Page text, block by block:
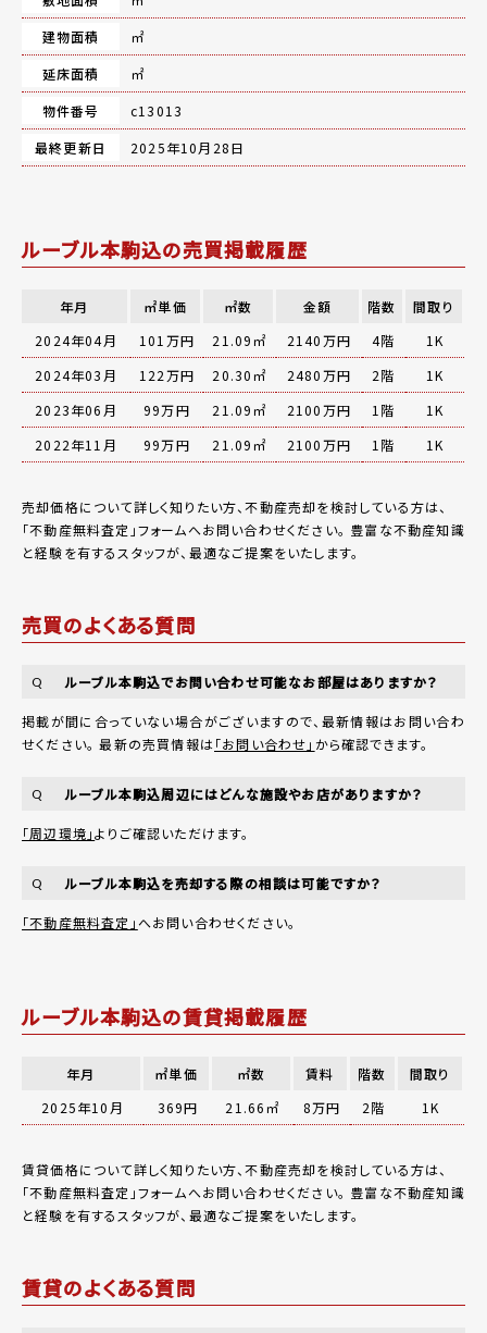
建物面積
㎡
延床面積
㎡
物件番号
c13013
最終更新日
2025年10月28日
ルーブル本駒込の売買掲載履歴
年月 ㎡単価 ㎡数 金額 階数
間取り
2024年04月
101万円 21.09㎡ 2140万円 4階
1K
2024年03月
122万円 20.30㎡ 2480万円 2階
1K
2023年06月
99万円 21.09㎡ 2100万円 1階
1K
2022年11月
99万円 21.09㎡ 2100万円 1階 1K
売却価格について詳しく知りたい方、不動産売却を検討している方は、
「不動産無料査定 」フォームへお問い合わせください。 豊富な不動産知識
と経験を有するスタッフが、最適なご提案をいたします。
売買のよくある質問
Q ルーブル本駒込でお問い合わせ可能なお部屋はありますか？
掲載が間に合っていない場合がございますので、最新情報はお問い合わ
せください。 最新の売買情報は「お問い合わせ」 から確認できます。
Q ルーブル本駒込周辺にはどんな施設やお店がありますか？
「周辺環境」よりご確認いただけます。
Q ルーブル本駒込を売却する際の相談は可能ですか？
「不動産無料査定」へお問い合わせください。
ルーブル本駒込の賃貸掲載履歴
年月 ㎡単価 ㎡数 賃料 階数
間取り
2025年10月
369円 21.66㎡ 8万円 2階 1K
賃貸価格について詳しく知りたい方、不動産売却を検討している方は、
「不動産無料査定 」フォームへお問い合わせください。 豊富な不動産知識
と経験を有するスタッフが、最適なご提案をいたします。
賃貸のよくある質問